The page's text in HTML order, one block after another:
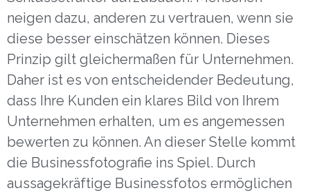
neigen dazu, anderen zu vertrauen, wenn sie
diese besser einschätzen können. Dieses
Prinzip gilt gleichermaßen für Unternehmen.
Daher ist es von entscheidender Bedeutung,
dass Ihre Kunden ein klares Bild von Ihrem
Unternehmen erhalten, um es angemessen
bewerten zu können. An dieser Stelle kommt
die Businessfotografie ins Spiel. Durch
aussagekräftige Businessfotos ermöglichen